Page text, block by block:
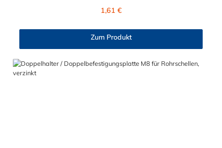
werden. Die aufgeschweißten Gewindemuffen in verschiedenen
Lasten die passende Anschlussnennweite. Die Ausführung mit
Freien und in hochkorrosiver Umgebung.
Regulärer Preis:
1,61 €
Zum Produkt